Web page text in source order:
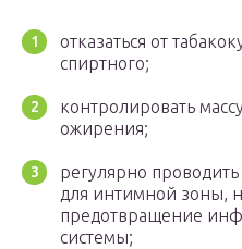
отказаться от
спиртного;
контролировать
ожирения;
регулярно
для интимной зоны,
предотвращение
системы;